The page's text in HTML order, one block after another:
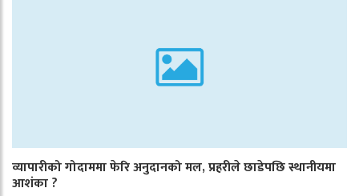
व्यापारीको गोदाममा फेरि अनुदानको मल, प्रहरीले छाडेपछि स्थानीयमा
आशंका ?